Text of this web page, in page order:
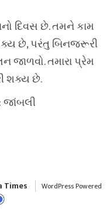
દિવસ છે. તમને કામ
છે, પરંતુ બિનજરૂરી
જાળવો. તમારા પ્રેમ
શક્ય છે.
જાંબલી
Times
WordPress Powered